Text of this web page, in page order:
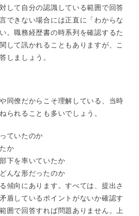
して自分の認識している範囲で回答
できない場合には正直に「わからな
。職務経歴書の時系列を確認するた
して訊かれることもありますが、こ
しましょう。
同僚だからこそ理解している、当時
られることも多いでしょう。
ていたのか
か
下を率いていたか
んな形だったのか
傾向にあります。すべては、提出さ
盾しているポイントがないか確認す
囲で回答すれば問題ありません。上